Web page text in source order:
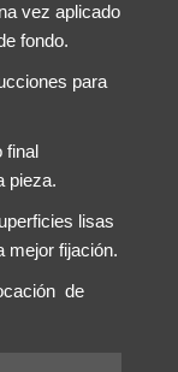
vez aplicado
fondo.
para
final
pieza.
lisas
mejor fijación.
de